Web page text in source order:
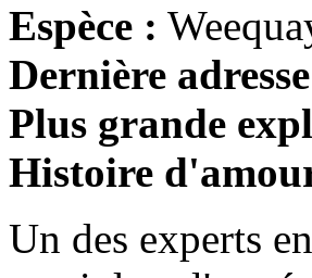
Espèce :
Dernière
Plus grande
Histoire
Un des experts